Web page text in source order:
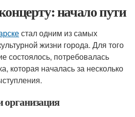
начало пути
стал одним из самых
жизни города. Для того
состоялось, потребовалась
которая началась за несколько